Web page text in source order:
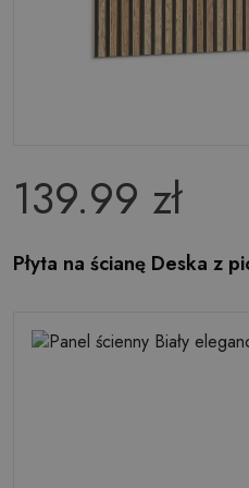
139.99 zł
Płyta na ścianę Deska z